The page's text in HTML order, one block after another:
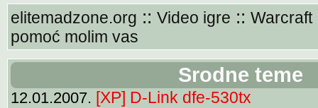
elitemadzone.org :: Video igre :: Warcraft
pomoć molim vas
Srodne teme
12.01.2007. [XP] D-Link dfe-530tx